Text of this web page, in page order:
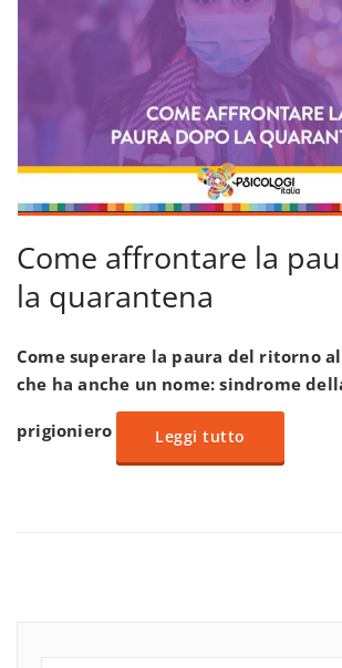
Come affrontare la
la quarantena
Come superare la paura del ritorno
che ha anche un nome: sindrome
prigioniero Leggi tutto